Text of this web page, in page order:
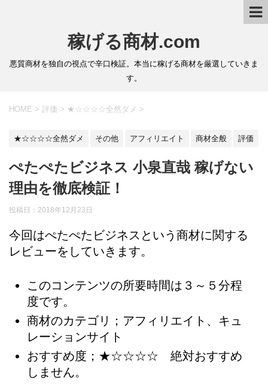
稼げる商材.com
悪質商材を独自の視点で辛口検証。本当に稼げる商材を厳選していきま
す。
HOME > 評価 > ★☆☆☆☆全然ダメ >
★☆☆☆☆全然ダメ その他 アフィリエイト 商材全般 評価
ぺたぺたビジネス 小泉直哉 稼げない
理由を徹底検証！
投稿日：2018年12月23日
今回はぺたぺたビジネスという商材に関する
レビューをしていきます。
このコンテンツの所要時間は３～５分程
度です。
商材のカテゴリ；アフィリエイト、キュ
レーションサイト
おすすめ度；★☆☆☆☆ 絶対おすすめ
しません。